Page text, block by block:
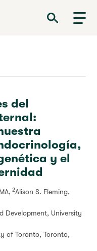
la Primera Infancia
del
y el
2Alison S. Fleming,
Development, University
of Toronto, Toronto,